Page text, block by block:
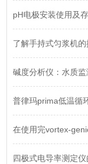
pH电极安装使用及
了解手持式匀浆机
碱度分析仪：水质
普律玛prima低温循
在使用完vortex-
四极式电导率测定